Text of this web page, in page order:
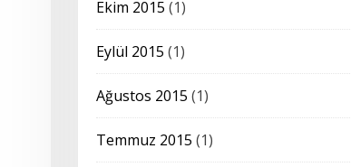
Ekim 2015 (1)
Eylül 2015 (1)
Ağustos 2015 (1)
Temmuz 2015 (1)